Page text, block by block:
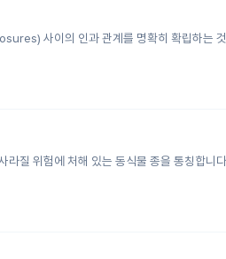
사이의 인과 관계를 명확히 확립하는 것
질 위험에 처해 있는 동식물 종을 통칭합니